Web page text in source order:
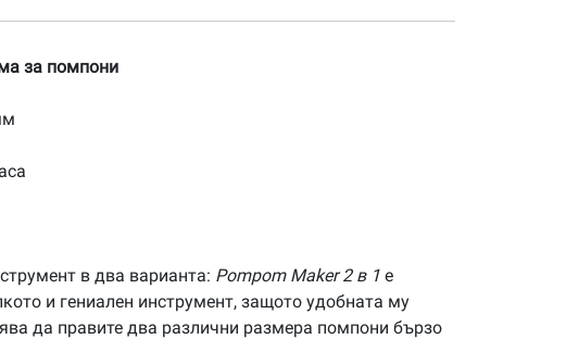
за помпони
в два варианта: Pompom Maker 2 в 1 е
и гениален инструмент, защото удобната му
да правите два различни размера помпони бързо